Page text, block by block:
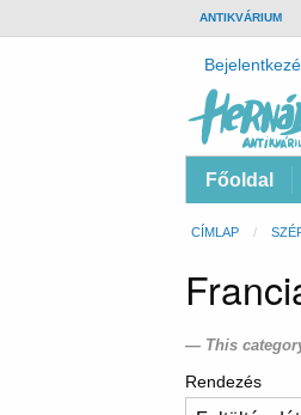
TOP
BAR
ANTIKVÁRIUM
fiók
menüje
Antikvárium
Online
Fő
Főoldal
Morzsa
CÍMLAP
This
Rendezés